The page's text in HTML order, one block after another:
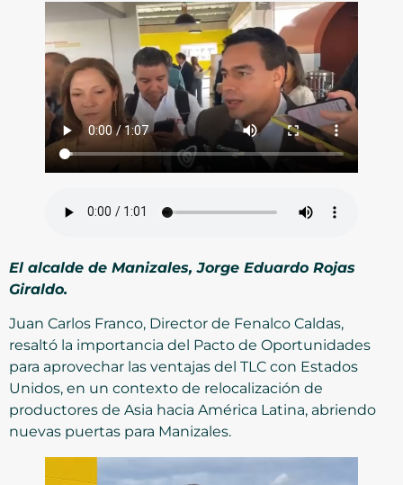
El alcalde de Manizales, Jorge Eduardo Rojas
Giraldo.
Juan Carlos Franco, Director de Fenalco Caldas,
resaltó la importancia del Pacto de Oportunidades
para aprovechar las ventajas del TLC con Estados
Unidos, en un contexto de relocalización de
productores de Asia hacia América Latina, abriendo
nuevas puertas para Manizales.